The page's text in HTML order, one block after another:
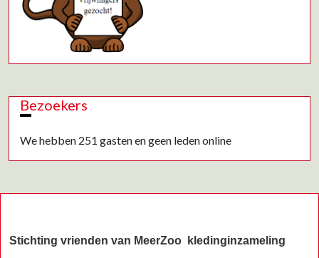
Bezoekers
We hebben 251 gasten en geen leden online
Stichting vrienden van MeerZoo kledinginzameling